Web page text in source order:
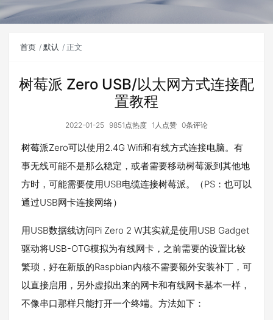
首页 默认 正文
树莓派 Zero USB/以太网方式连接配
置教程
2022-01-25 9851点热度 1人点赞 0条评论
树莓派Zero可以使用2.4G Wifi和有线方式连接电脑。有
事无线可能不是那么稳定，或者需要移动树莓派到其他地
方时，可能需要使用USB电缆连接树莓派。（PS：也可以
通过USB网卡连接网络）
用USB数据线访问Pi Zero 2 W其实就是使用USB Gadget
驱动将USB-OTG模拟为有线网卡，之前需要的设置比较
繁琐，好在新版的Raspbian内核不需要额外安装补丁，可
以直接启用，另外虚拟出来的网卡和有线网卡基本一样，
不像串口那样只能打开一个终端。方法如下：